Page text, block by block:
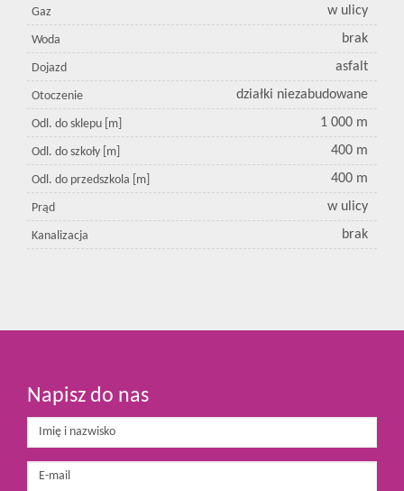
Gaz w ulicy
Woda brak
Dojazd asfalt
Otoczenie działki niezabudowane
Odl. do sklepu [m] 1 000 m
Odl. do szkoły [m] 400 m
Odl. do przedszkola [m] 400 m
Prąd w ulicy
Kanalizacja brak
Napisz do nas